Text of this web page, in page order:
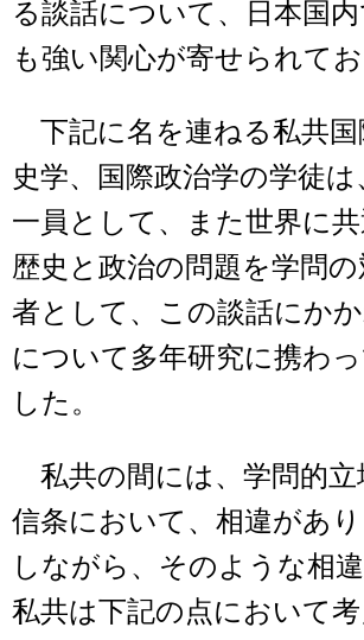
る談話について、日本国
も強い関心が寄せられてお
下記に名を連ねる私共国
史学、国際政治学の学徒は
一員として、また世界に
歴史と政治の問題を学問
者として、この談話にか
について多年研究に携わ
した。
私共の間には、学問的立
信条において、相違があ
しながら、そのような相違
私共は下記の点において考